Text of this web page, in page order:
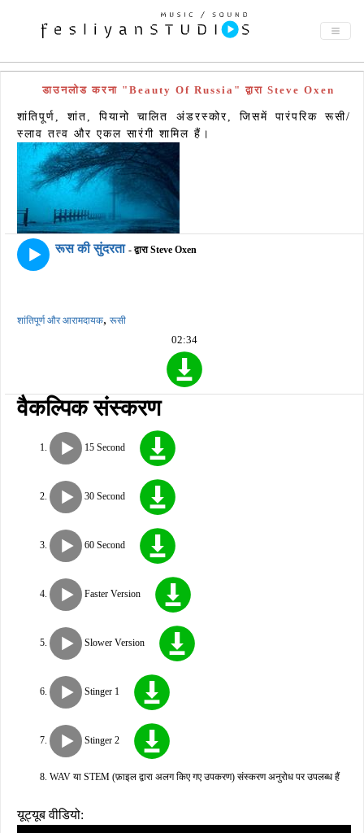
डाउनलोड करना "Beauty Of Russia" द्वारा Steve Oxen
शांतिपूर्ण, शांत, पियानो चालित अंडरस्कोर, जिसमें पारंपरिक रूसी/
स्लाव तत्व और एकल सारंगी शामिल हैं।
रूस की सुंदरता - द्वारा Steve Oxen
शांतिपूर्ण और आरामदायक, रूसी
02:34
वैकल्पिक संस्करण
15 Second
30 Second
60 Second
Faster Version
Slower Version
Stinger 1
Stinger 2
WAV या STEM (फ़ाइल द्वारा अलग किए गए उपकरण) संस्करण अनुरोध पर उपलब्ध हैं
यूट्यूब वीडियो: